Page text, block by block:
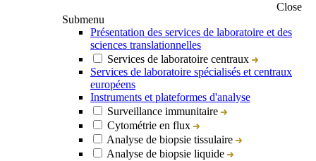
Close
Submenu
Présentation des services de laboratoire et des
sciences translationnelles
Services de laboratoire centraux
Services de laboratoire spécialisés et centraux
européens
Instruments et plateformes d'analyse
Surveillance immunitaire
Cytométrie en flux
Analyse de biopsie tissulaire
Analyse de biopsie liquide